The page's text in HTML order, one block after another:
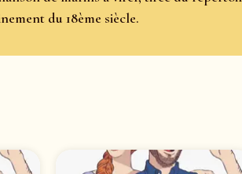
du 18ème siècle.